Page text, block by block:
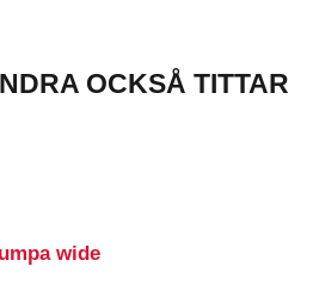
OCKSÅ TITTAR
wide